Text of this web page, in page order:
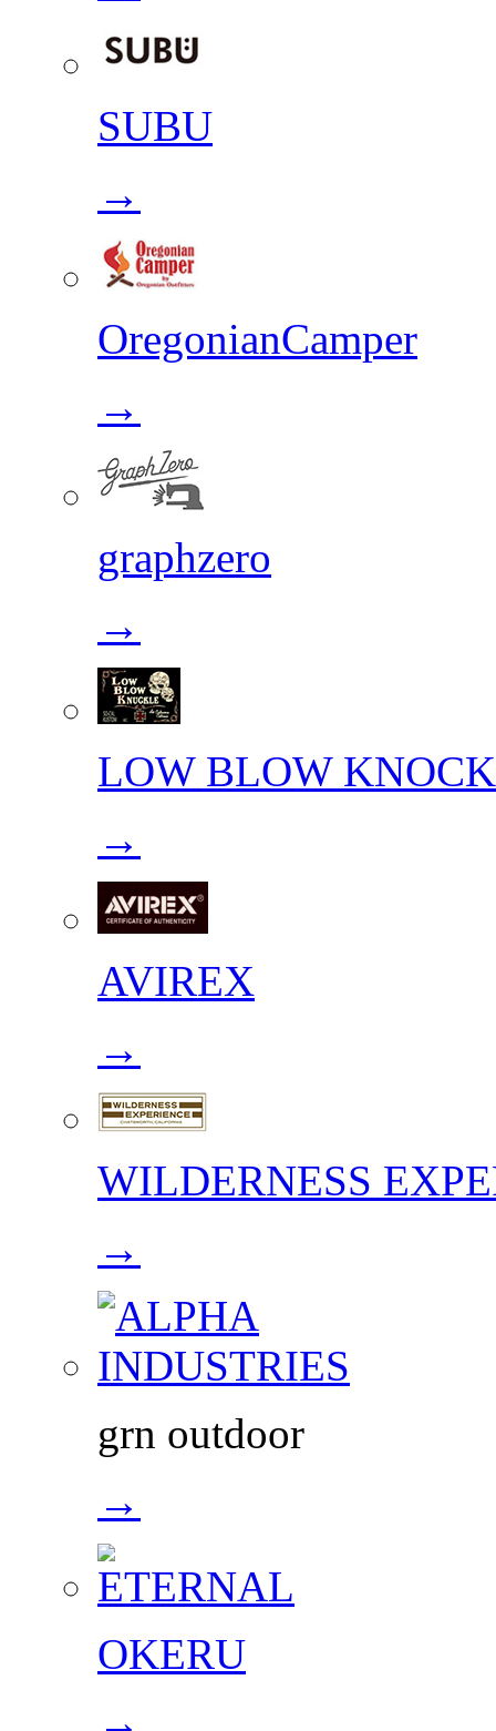
SUBU
→
OregonianCamper
→
graphzero
→
LOW BLOW
→
AVIREX
→
WILDERNESS
→
grn outdoor
→
OKERU